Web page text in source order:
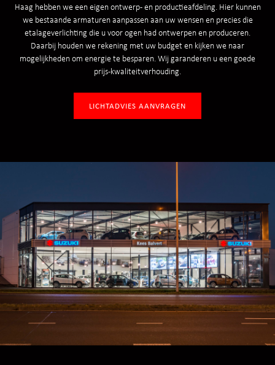
Haag hebben we een eigen ontwerp- en productieafdeling. Hier kunnen
we bestaande armaturen aanpassen aan uw wensen en precies die
etalageverlichting die u voor ogen had ontwerpen en produceren.
Daarbij houden we rekening met uw budget en kijken we naar
mogelijkheden om energie te besparen. Wij garanderen u een goede
prijs-kwaliteitverhouding.
LICHTADVIES AANVRAGEN